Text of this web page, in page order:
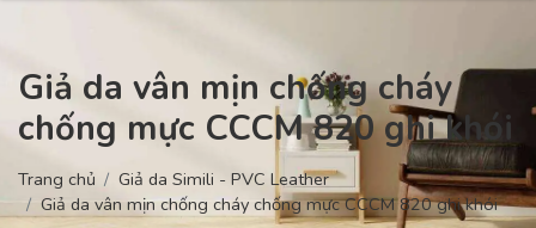
Giả da vân mịn chống cháy
chống mực CCCM 820 ghi khói
Trang chủ
Giả da Simili - PVC Leather
Giả da vân mịn chống cháy chống mực CCCM 820 ghi khói